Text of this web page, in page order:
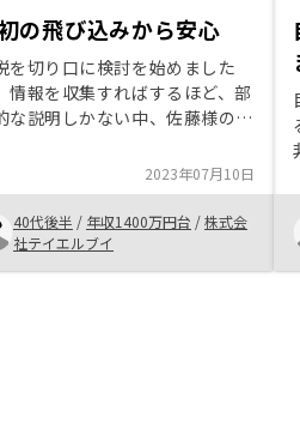
の飛び込みから安心
を切り口に検討を始めました
情報を収集すればするほど、部
な説明しかない中、佐藤様の説
された物件も、最初は東京でし
、希望の大阪もしっかりと案内
だき満足です。 関西(大阪だけ
く京都も)の物件が多くなると
いです
2023年07月10日
40代後半 / 年収1400万円台 /株式会
社テイエルブイ